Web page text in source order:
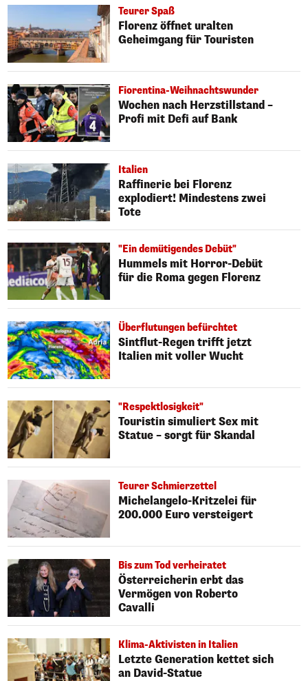
Teurer Spaß
Florenz öffnet uralten
Geheimgang für Touristen
Fiorentina-Weihnachtswunder
Wochen nach Herzstillstand –
Profi mit Defi auf Bank
Italien
Raffinerie bei Florenz
explodiert! Mindestens zwei
Tote
"Ein demütigendes Debüt"
Hummels mit Horror-Debüt
für die Roma gegen Florenz
Überflutungen befürchtet
Sintflut-Regen trifft jetzt
Italien mit voller Wucht
"Respektlosigkeit"
Touristin simuliert Sex mit
Statue – sorgt für Skandal
Teurer Schmierzettel
Michelangelo-Kritzelei für
200.000 Euro versteigert
Bis zum Tod verheiratet
Österreicherin erbt das
Vermögen von Roberto
Cavalli
Klima-Aktivisten in Italien
Letzte Generation kettet sich
an David-Statue